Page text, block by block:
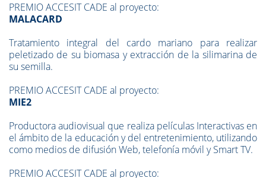
PREMIO ACCESIT CADE al proyecto:
MALACARD
Tratamiento integral del cardo mariano para realizar
peletizado de su biomasa y extracción de la silimarina de
su semilla.
PREMIO ACCESIT CADE al proyecto:
MIE2
Productora audiovisual que realiza películas Interactivas en
el ámbito de la educación y del entretenimiento, utilizando
como medios de difusión Web, telefonía móvil y Smart TV.
PREMIO ACCESIT CADE al proyecto: